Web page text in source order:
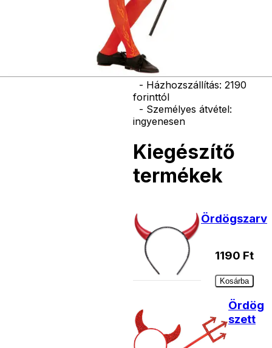
Ár
Darab
- Csomagautomata: 1190
forinttól
- Házhozszállítás: 2190
forinttól
- Személyes átvétel:
ingyenesen
Kiegészítő
termékek
Ördögszarv
1190 Ft
Kosárba
Ördög
szett